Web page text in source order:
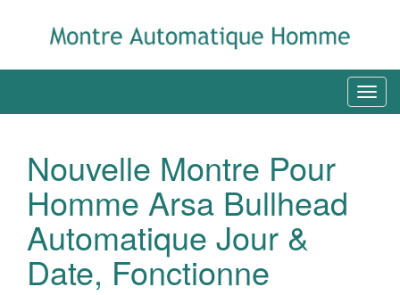
Nouvelle Montre Pour
Homme Arsa Bullhead
Automatique Jour &
Date, Fonctionne